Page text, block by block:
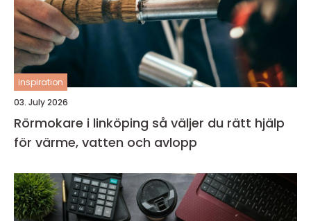
inspiration
03. July 2026
Rörmokare i linköping så väljer du rätt hjälp
för värme, vatten och avlopp